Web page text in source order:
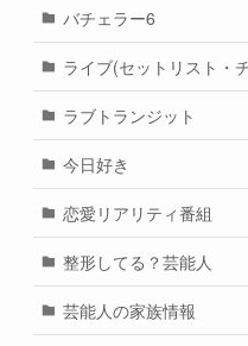
バチェラー6
ライブ(セットリスト・
ラブトランジット
今日好き
恋愛リアリティ番組
整形してる？芸能人
芸能人の家族情報